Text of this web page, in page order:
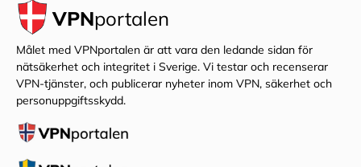
VPNportalen
Målet med VPNportalen är att vara den ledande sidan för
nätsäkerhet och integritet i Sverige. Vi testar och recenserar
VPN-tjänster, och publicerar nyheter inom VPN, säkerhet och
personuppgiftsskydd.